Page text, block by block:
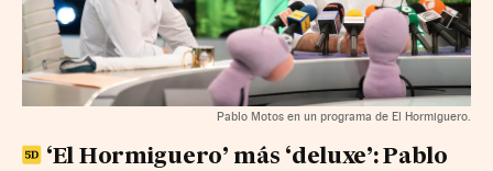
Pablo Motos en un programa de El Hormiguero.
‘El Hormiguero’ más ‘deluxe’: Pablo